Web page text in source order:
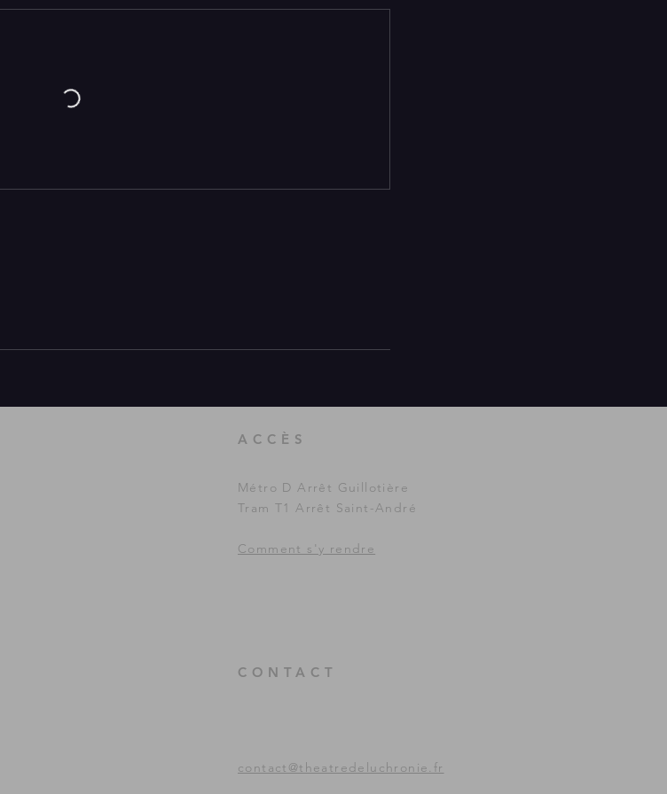
ACCÈS
Métro D Arrêt Guillotière
Tram T1 Arrêt Saint-André
Comment s'y rendre
CONTACT
contact@theatredeluchronie.fr